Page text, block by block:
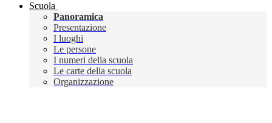
Scuola
Panoramica
Presentazione
I luoghi
Le persone
I numeri della scuola
Le carte della scuola
Organizzazione